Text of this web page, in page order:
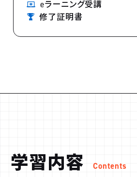
eラーニング受講
修了証明書
学習内容 Contents